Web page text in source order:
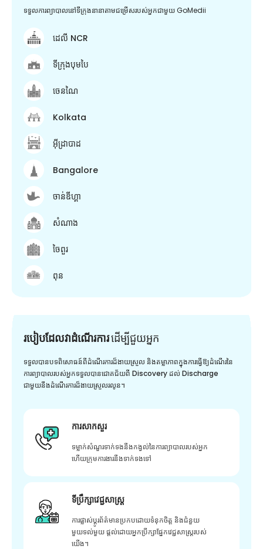
ទទួលការព្យាបាលនៅទីក្រុងនានាតាមជម្រើសរបស់អ្នកជាមួយ GoMedii
ដេលី NCR
ទីក្រុងបុមបៃ
ចេនណៃ
Kolkata
អ៊ីដ្រាបាដ
Bangalore
ចាន់ឌីហ្គា
សំណាង
ចៃពួរ
ពុន
របៀបដែលវាដំណើរការដើម្បី​ជួយ​អ្នក
ទទួលបានបទពិសោធន៍ពីដំណើរការដ៏ងាយស្រួល និងតម្លាភាពក្នុងការធ្វើឱ្យដំណើរនៃ
ការព្យាបាលរបស់អ្នកទទួលបានជោគជ័យពី Discovery ដល់ Discharge
ជាមួយនឹងដំណើរការដ៏ងាយស្រួលរលូន។
ការសាកសួរ
ទម្លាក់សំណួរទាក់ទងនឹងកង្វល់នៃការព្យាបាលរបស់អ្នក
ហើយក្រុមការងារនឹងទាក់ទងទៅ
ទីប្រឹក្សាវេជ្ជសាស្ត្រ
ការផ្លាស់ប្តូរព័ត៌មានប្រកបដោយទំនុកចិត្ត និងជំនួយ
មួយទល់មួយ ផ្តល់ដោយអ្នកប្រឹក្សាផ្នែកវេជ្ជសាស្រ្តរបស់
យើង។